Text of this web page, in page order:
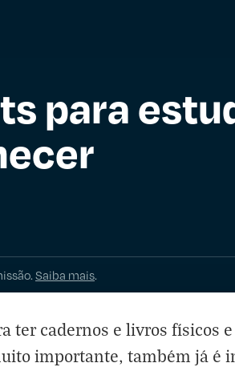
para
Saiba mais.
ter cadernos e livros físicos
importante, também já é